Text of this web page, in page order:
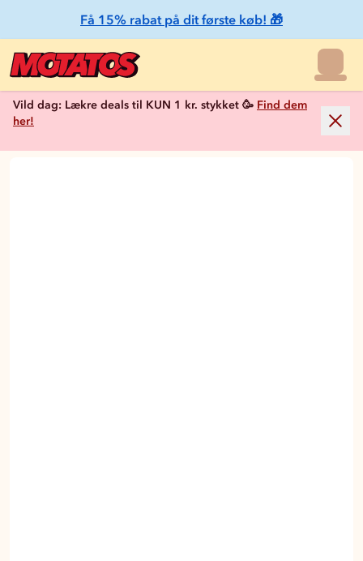
Få 15% rabat på dit første køb! 🎁
Vild dag: Lækre deals til KUN 1 kr. stykket 🥳 Find dem
her!